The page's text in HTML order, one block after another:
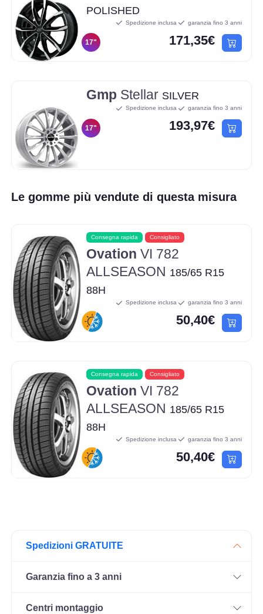
POLISHED
17"
Spedizione inclusa garanzia fino 3 anni
171,35€
Gmp Stellar SILVER
17"
Spedizione inclusa garanzia fino 3 anni
193,97€
Le gomme più vendute di questa misura
Consegna rapida Consigliato
Ovation VI 782
ALLSEASON 185/65 R15
88H
Spedizione inclusa garanzia fino 3 anni
50,40€
Consegna rapida Consigliato
Ovation VI 782
ALLSEASON 185/65 R15
88H
Spedizione inclusa garanzia fino 3 anni
50,40€
Spedizioni GRATUITE
Garanzia fino a 3 anni
Centri montaggio